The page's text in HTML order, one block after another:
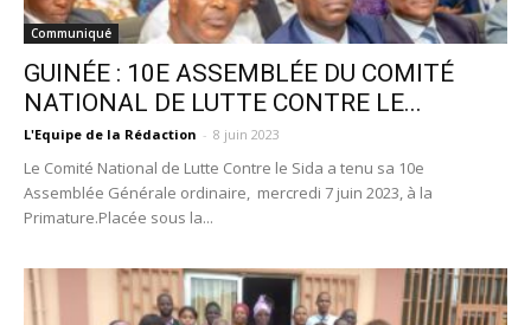
Communiqué
GUINÉE : 10E ASSEMBLÉE DU COMITÉ
NATIONAL DE LUTTE CONTRE LE...
L'Equipe de la Rédaction - 8 juin 2023
Le Comité National de Lutte Contre le Sida a tenu sa 10e
Assemblée Générale ordinaire, mercredi 7 juin 2023, à la
Primature.Placée sous la...